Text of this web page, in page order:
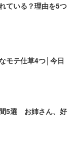
ている？理由を5つ
モテ仕草4つ│今日
5選 お姉さん、好